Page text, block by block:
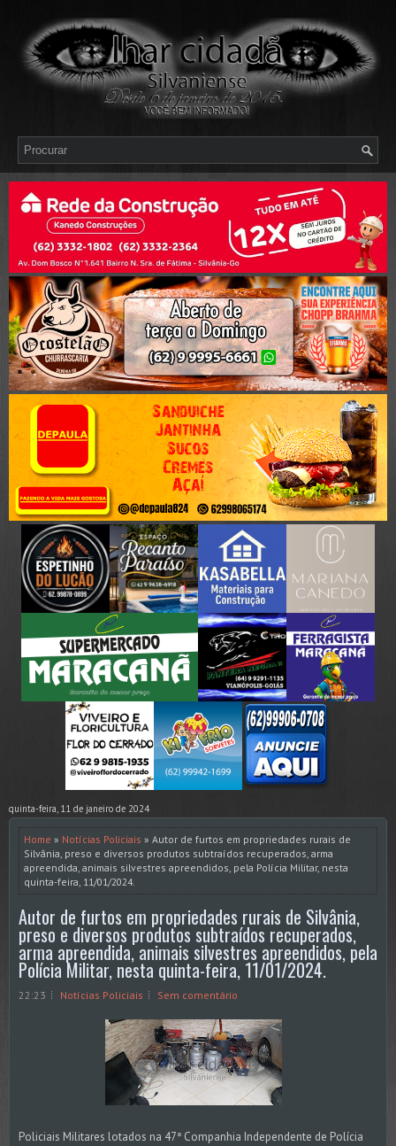
quinta-feira, 11 de janeiro de 2024
Home » Notícias Policiais » Autor de furtos em propriedades rurais de
Silvânia, preso e diversos produtos subtraídos recuperados, arma
apreendida, animais silvestres apreendidos, pela Polícia Militar, nesta
quinta-feira, 11/01/2024.
Autor de furtos em propriedades rurais de Silvânia,
preso e diversos produtos subtraídos recuperados,
arma apreendida, animais silvestres apreendidos, pela
Polícia Militar, nesta quinta-feira, 11/01/2024.
22:23 Notícias Policiais Sem comentário
Policiais Militares lotados na 47ª Companhia Independente de Polícia